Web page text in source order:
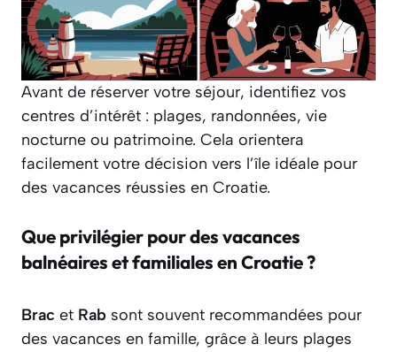
Avant de réserver votre séjour, identifiez vos
centres d’intérêt : plages, randonnées, vie
nocturne ou patrimoine. Cela orientera
facilement votre décision vers l’île idéale pour
des vacances réussies en Croatie.
Que privilégier pour des vacances
balnéaires et familiales en Croatie ?
Brac et Rab sont souvent recommandées pour
des vacances en famille, grâce à leurs plages